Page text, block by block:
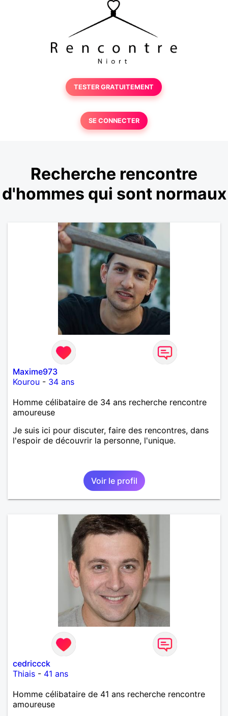
TESTER GRATUITEMENT
SE CONNECTER
Recherche rencontre
d'hommes qui sont normaux
Maxime973
Kourou - 34 ans
Homme célibataire de 34 ans recherche rencontre
amoureuse
Je suis ici pour discuter, faire des rencontres, dans
l'espoir de découvrir la personne, l'unique.
Voir le profil
cedriccck
Thiais - 41 ans
Homme célibataire de 41 ans recherche rencontre
amoureuse